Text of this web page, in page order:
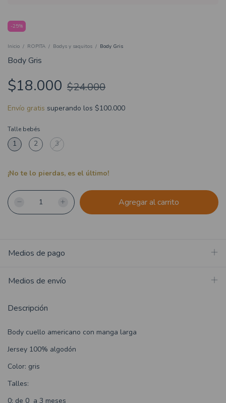
-25%
Inicio / ROPITA / Bodys y saquitos / Body Gris
Body Gris
$18.000 $24.000
Envío gratis superando los $100.000
Talle bebés
1 2 3
¡No te lo pierdas, es el último!
Medios de pago
Medios de envío
Descripción
Body cuello americano con manga larga
Jersey 100% algodón
Color: gris
Talles:
0: de 0 a 3 meses